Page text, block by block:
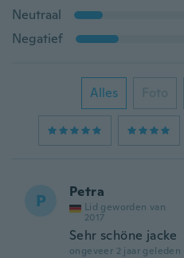
Neutraal
Negatief
Alles Foto
P Petra
Lid geworden van
2017
Sehr schöne jacke
ongeveer 2 jaar geleden